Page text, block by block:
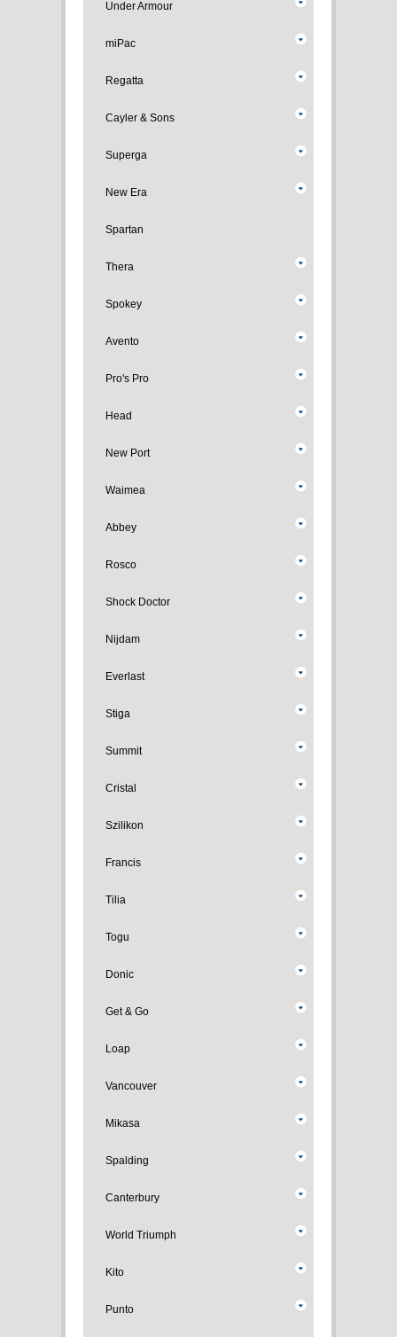
Under Armour
miPac
Regatta
Cayler & Sons
Superga
New Era
Spartan
Thera
Spokey
Avento
Pro's Pro
Head
New Port
Waimea
Abbey
Rosco
Shock Doctor
Nijdam
Everlast
Stiga
Summit
Cristal
Szilikon
Francis
Tilia
Togu
Donic
Get & Go
Loap
Vancouver
Mikasa
Spalding
Canterbury
World Triumph
Kito
Punto